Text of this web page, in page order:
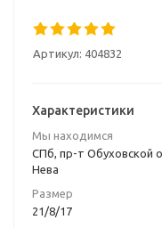
Артикул: 404832
Характеристики
Мы находимся
СПб, пр-т Обуховской
Нева
Размер
21/8/17